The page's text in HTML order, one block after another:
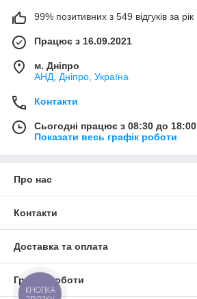
99% позитивних з 549 відгуків за рік
Працює з 16.09.2021
м. Дніпро
АНД, Дніпро, Україна
Контакти
Сьогодні працює з 08:30 до 18:00
Показати весь графік роботи
Про нас
Контакти
Доставка та оплата
Графік роботи
КНОПКА